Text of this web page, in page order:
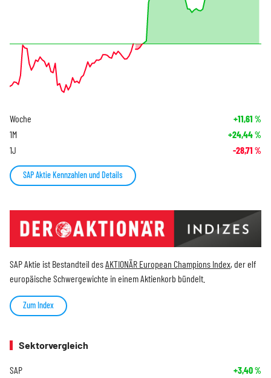
Woche +11,61 %
1M +24,44%
1J -28,71 %
SAP Aktie Kennzahlen und Details
SAP Aktie ist Bestandteil desAKTIONÄR European Champions Index, der elf
europäische Schwergewichte in einem Aktienkorb bündelt.
Zum Index
Sektorvergleich
SAP +3,40%